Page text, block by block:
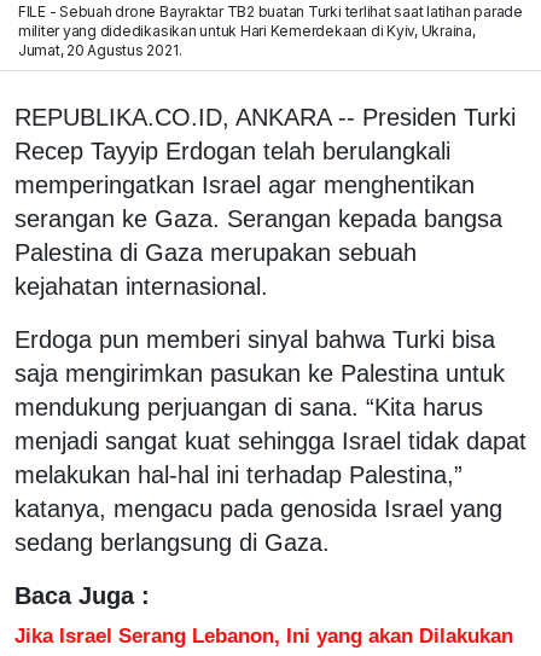
FILE - Sebuah drone Bayraktar TB2 buatan Turki terlihat saat latihan parade
militer yang didedikasikan untuk Hari Kemerdekaan di Kyiv, Ukraina,
Jumat, 20 Agustus 2021.
REPUBLIKA.CO.ID, ANKARA -- Presiden Turki
Recep Tayyip Erdogan telah berulangkali
memperingatkan Israel agar menghentikan
serangan ke Gaza. Serangan kepada bangsa
Palestina di Gaza merupakan sebuah
kejahatan internasional.
Erdoga pun memberi sinyal bahwa Turki bisa
saja mengirimkan pasukan ke Palestina untuk
mendukung perjuangan di sana. “Kita harus
menjadi sangat kuat sehingga Israel tidak dapat
melakukan hal-hal ini terhadap Palestina,”
katanya, mengacu pada genosida Israel yang
sedang berlangsung di Gaza.
Baca Juga :
Jika Israel Serang Lebanon, Ini yang akan Dilakukan